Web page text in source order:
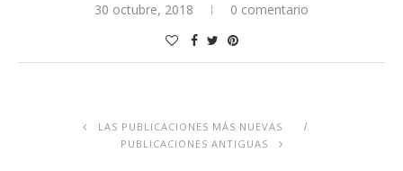
30 octubre, 2018 0 comentario
LAS PUBLICACIONES MÁS NUEVAS
PUBLICACIONES ANTIGUAS